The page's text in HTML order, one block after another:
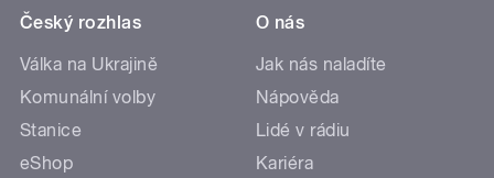
Český rozhlas
Válka na Ukrajině
Komunální volby
Stanice
eShop
O nás
Jak nás naladíte
Nápověda
Lidé v rádiu
Kariéra